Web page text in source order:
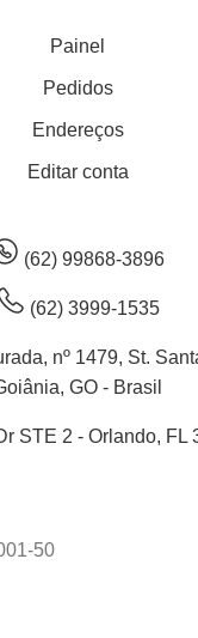
Painel
Pedidos
Endereços
Editar conta
(62) 99868-3896
(62) 3999-1535
nº 1479, St.
GO - Brasil
STE 2 - Orlando, FL
50